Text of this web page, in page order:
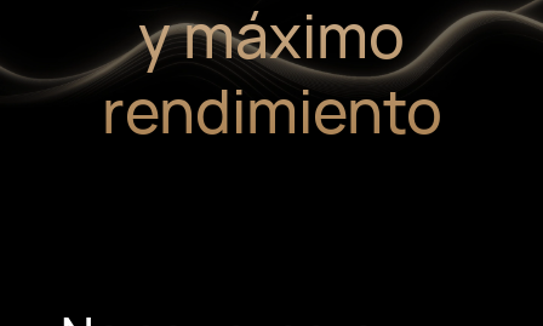
y máximo
rendimiento